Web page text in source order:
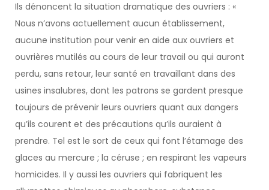
Ils dénoncent la situation dramatique des ouvriers : «
Nous n’avons actuellement aucun établissement,
aucune institution pour venir en aide aux ouvriers et
ouvrières mutilés au cours de leur travail ou qui auront
perdu, sans retour, leur santé en travaillant dans des
usines insalubres, dont les patrons se gardent presque
toujours de prévenir leurs ouvriers quant aux dangers
qu’ils courent et des précautions qu’ils auraient à
prendre. Tel est le sort de ceux qui font l’étamage des
glaces au mercure ; la céruse ; en respirant les vapeurs
homicides. Il y aussi les ouvriers qui fabriquent les